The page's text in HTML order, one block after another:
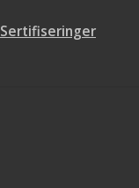
Sertifiseringer